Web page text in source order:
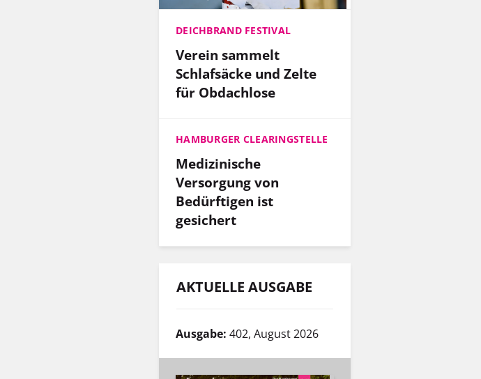
DEICHBRAND FESTIVAL
Verein sammelt
Schlafsäcke und Zelte
für Obdachlose
HAMBURGER CLEARINGSTELLE
Medizinische
Versorgung von
Bedürftigen ist
gesichert
AKTUELLE AUSGABE
Ausgabe: 402, August 2026